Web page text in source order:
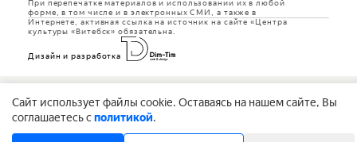
Cайт использует файлы cookie. Оставаясь на нашем сайте, Вы
соглашаетесь сполитикой.
При перепечатке материалов и использовании их в любой
форме, в том числе и в электронных СМИ, а также в
Интернете, активная ссылка на источник на сайте «Центра
культуры «Витебск» обязательна.
Дизайн и разработка
«Витебск»